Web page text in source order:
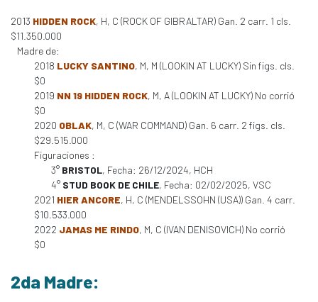
2013 HIDDEN ROCK, H, C (ROCK OF GIBRALTAR) Gan. 2 carr. 1 cls.
$11.350.000
Madre de:
2018 LUCKY SANTINO, M, M (LOOKIN AT LUCKY) Sin figs. cls.
$0
2019 NN 19 HIDDEN ROCK, M, A (LOOKIN AT LUCKY) No corrió
$0
2020 OBLAK, M, C (WAR COMMAND) Gan. 6 carr. 2 figs. cls.
$29.515.000
Figuraciones :
3° BRISTOL, Fecha: 26/12/2024, HCH
4° STUD BOOK DE CHILE, Fecha: 02/02/2025, VSC
2021 HIER ANCORE, H, C (MENDELSSOHN (USA)) Gan. 4 carr.
$10.533.000
2022 JAMAS ME RINDO, M, C (IVAN DENISOVICH) No corrió
$0
2da Madre: